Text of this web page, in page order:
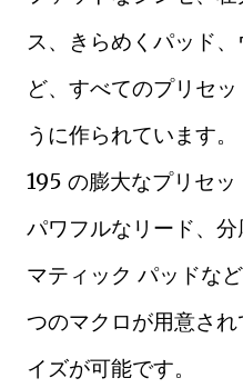
ス、きらめくパッド
ど、すべてのプリセ
うに作られています。
195 の膨大なプリセッ
パワフルなリード、
マティック パッドな
つのマクロが用意さ
イズが可能です。